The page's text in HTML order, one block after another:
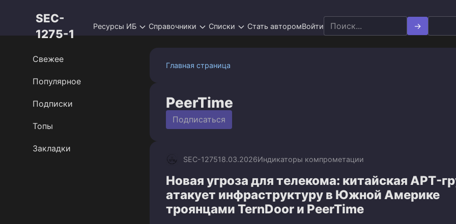
SEC-
1275-1
Ресурсы ИБ Справочники Списки Стать авторомВойти Search
for:
Главная страница
PeerTime
Подписаться
SEC-127518.03.2026Индикаторы компрометации
Новая угроза для телекома: китайская APT-
атакует инфраструктуру в Южной Америке
троянцами TernDoor и PeerTime
Свежее
Популярное
Подписки
Топы
Закладки